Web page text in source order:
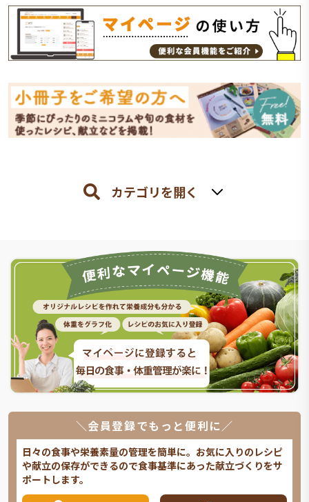
カテゴリを開く
＼会員登録でもっと便利に／
日々の食事や栄養素量の管理を簡単に。お気に入りのレシピ
や献立の保存ができるので食事基準にあった献立づくりをサ
ポートします。